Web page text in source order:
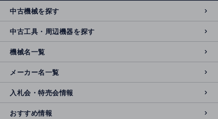
中古機械を探す
中古工具・周辺機器を探す
機械名一覧
メーカー名一覧
入札会・特売会情報
おすすめ情報